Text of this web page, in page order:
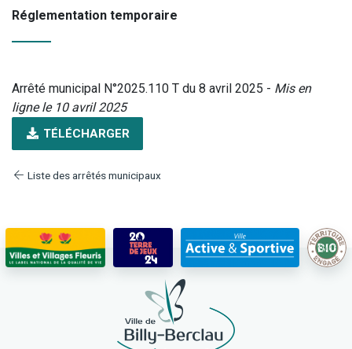
Réglementation temporaire
Arrêté municipal N°2025.110 T du 8 avril 2025 - Mis en
ligne le 10 avril 2025
TÉLÉCHARGER
Liste des arrêtés municipaux